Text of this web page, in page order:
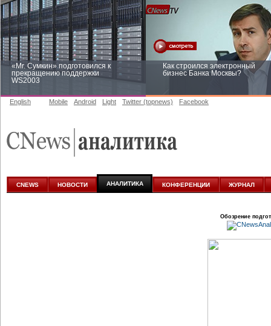
«Mr. Сумкин» подготовился к
прекращению поддержки
WS2003
Как строился электронный
бизнес Банка Москвы?
аналитике
English Mobile Android Light Twitter (topnews) Facebook
CNEWS НОВОСТИ АНАЛИТИКА КОНФЕРЕНЦИИ ЖУРНАЛ
Обозрение